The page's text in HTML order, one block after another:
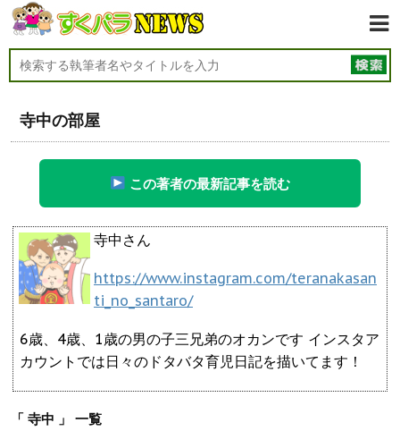
寺中の部屋
この著者の最新記事を読む
寺中さん
https://www.instagram.com/teranakasan
ti_no_santaro/
6歳、4歳、1歳の男の子三兄弟のオカンです インスタア
カウントでは日々のドタバタ育児日記を描いてます！
「 寺中 」 一覧